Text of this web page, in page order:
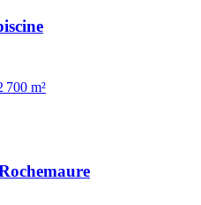
700 m²